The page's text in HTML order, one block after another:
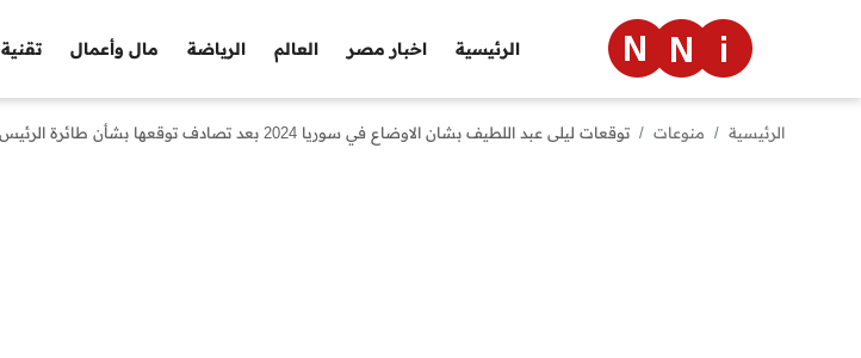
الرئيسية اخبار مصر العالم الرياضة مال وأعمال تقنية
الرئيسية منوعات توقعات ليلى عبد اللطيف بشان الاوضاع في سوريا 2024 بعد تصادف توقعها بشأن طائرة الرئيس الإيراني